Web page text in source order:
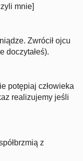
mnie]
Zwrócił ojcu
doczytałeś).
potępiaj człowieka
realizujemy jeśli
z